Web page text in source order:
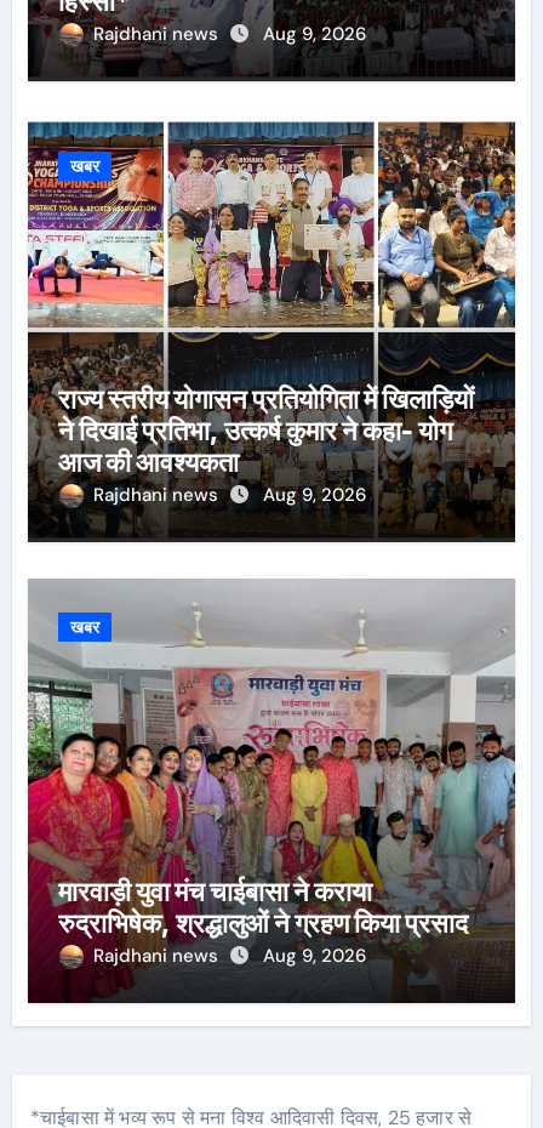
Rajdhani news Aug 9, 2026
खबर
राज्य स्तरीय योगासन प्रतियोगिता में खिलाड़ियों
ने दिखाई प्रतिभा, उत्कर्ष कुमार ने कहा- योग
आज की आवश्यकता
Rajdhani news Aug 9, 2026
खबर
मारवाड़ी युवा मंच चाईबासा ने कराया
रुद्राभिषेक, श्रद्धालुओं ने ग्रहण किया प्रसाद
Rajdhani news Aug 9, 2026
*चाईबासा में भव्य रूप से मना विश्व आदिवासी दिवस, 25 हजार से